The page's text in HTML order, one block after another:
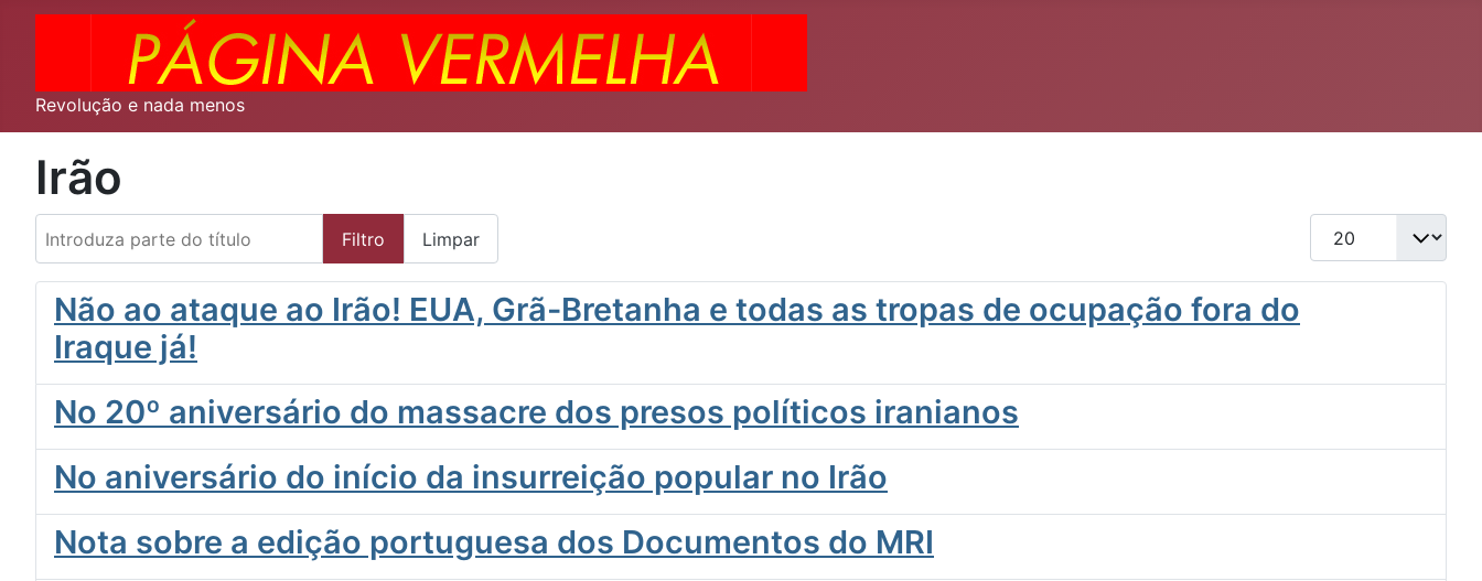
Revolução e nada menos
Irão
Introduza parte do título
Filtro Limpar
Qtd. a exibir
Não ao ataque ao Irão! EUA, Grã-Bretanha e todas as tropas de ocupação fora do
Iraque já!
No 20º aniversário do massacre dos presos políticos iranianos
No aniversário do início da insurreição popular no Irão
Nota sobre a edição portuguesa dos Documentos do MRI